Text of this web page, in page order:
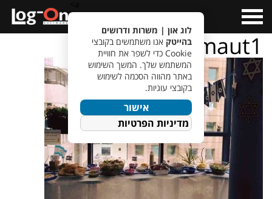
Menu
atzmaut1
לוג און | משרות ודרושים
בהייטק אנו משתמשים בקובצי
Cookie כדי לשפר את חוויית
המשתמש שלך. המשך השימוש
באתר מהווה הסכמה לשימוש
בקובצי עוגיות.
אישור
מדיניות הפרטיות